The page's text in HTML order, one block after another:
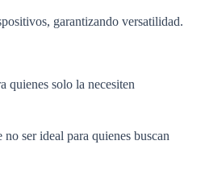
garantizando versatilidad.
quienes solo la necesiten
ser ideal para quienes buscan